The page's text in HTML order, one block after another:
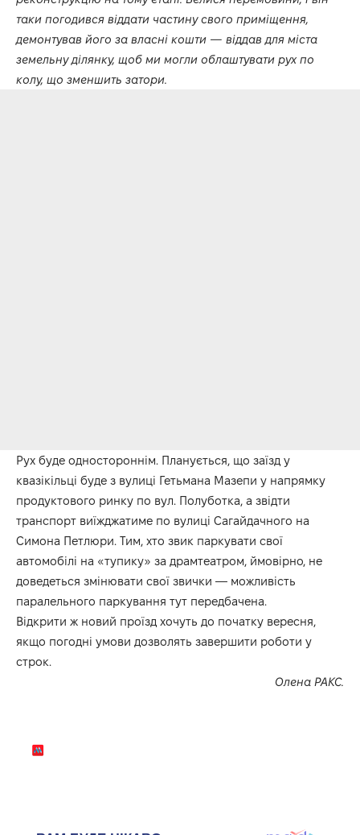
таки погодився віддати частину свого приміщення,
демонтував його за власні кошти — віддав для міста
земельну ділянку, щоб ми могли облаштувати рух по
колу, що зменшить затори.
Рух буде одностороннім. Планується, що заїзд у
квазікільці буде з вулиці Гетьмана Мазепи у напрямку
продуктового ринку по вул. Полуботка, а звідти
транспорт виїжджатиме по вулиці Сагайдачного на
Симона Петлюри. Тим, хто звик паркувати свої
автомобілі на «тупику» за драмтеатром, ймовірно, не
доведеться змінювати свої звички — можливість
паралельного паркування тут передбачена.
Відкрити ж новий проїзд хочуть до початку вересня,
якщо погодні умови дозволять завершити роботи у
строк.
Олена РАКС.